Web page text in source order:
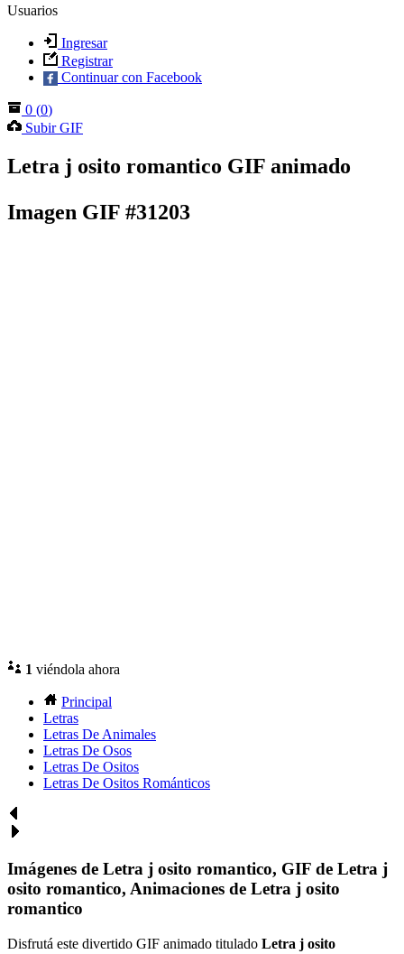
Usuarios
Ingresar
Registrar
Continuar con Facebook
0 (0)
Subir GIF
Letra j osito romantico GIF animado
Imagen GIF #31203
1 viéndola ahora
Principal
Letras
Letras De Animales
Letras De Osos
Letras De Ositos
Letras De Ositos Románticos
Imágenes de Letra j osito romantico, GIF de Letra j
osito romantico, Animaciones de Letra j osito
romantico
Disfrutá este divertido GIF animado titulado Letra j osito